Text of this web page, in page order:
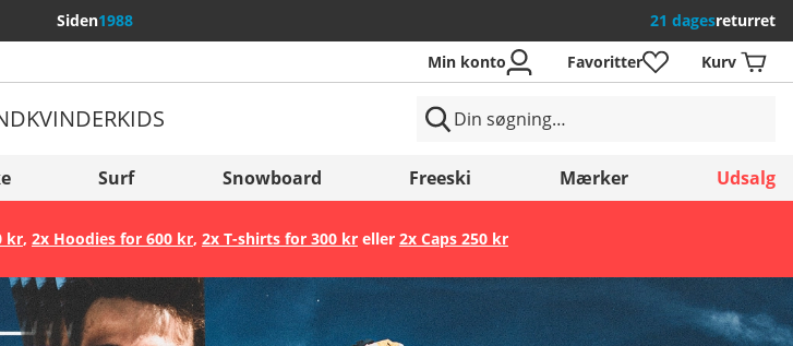
Siden1988 21 dagesreturret
Gem
Min konto Favoritter Kurv
KVINDERKIDS
Surf Snowboard Freeski Mærker Udsalg
kr, 2x Hoodies for 600 kr, 2x T-shirts for 300 kreller 2x Caps 250 kr